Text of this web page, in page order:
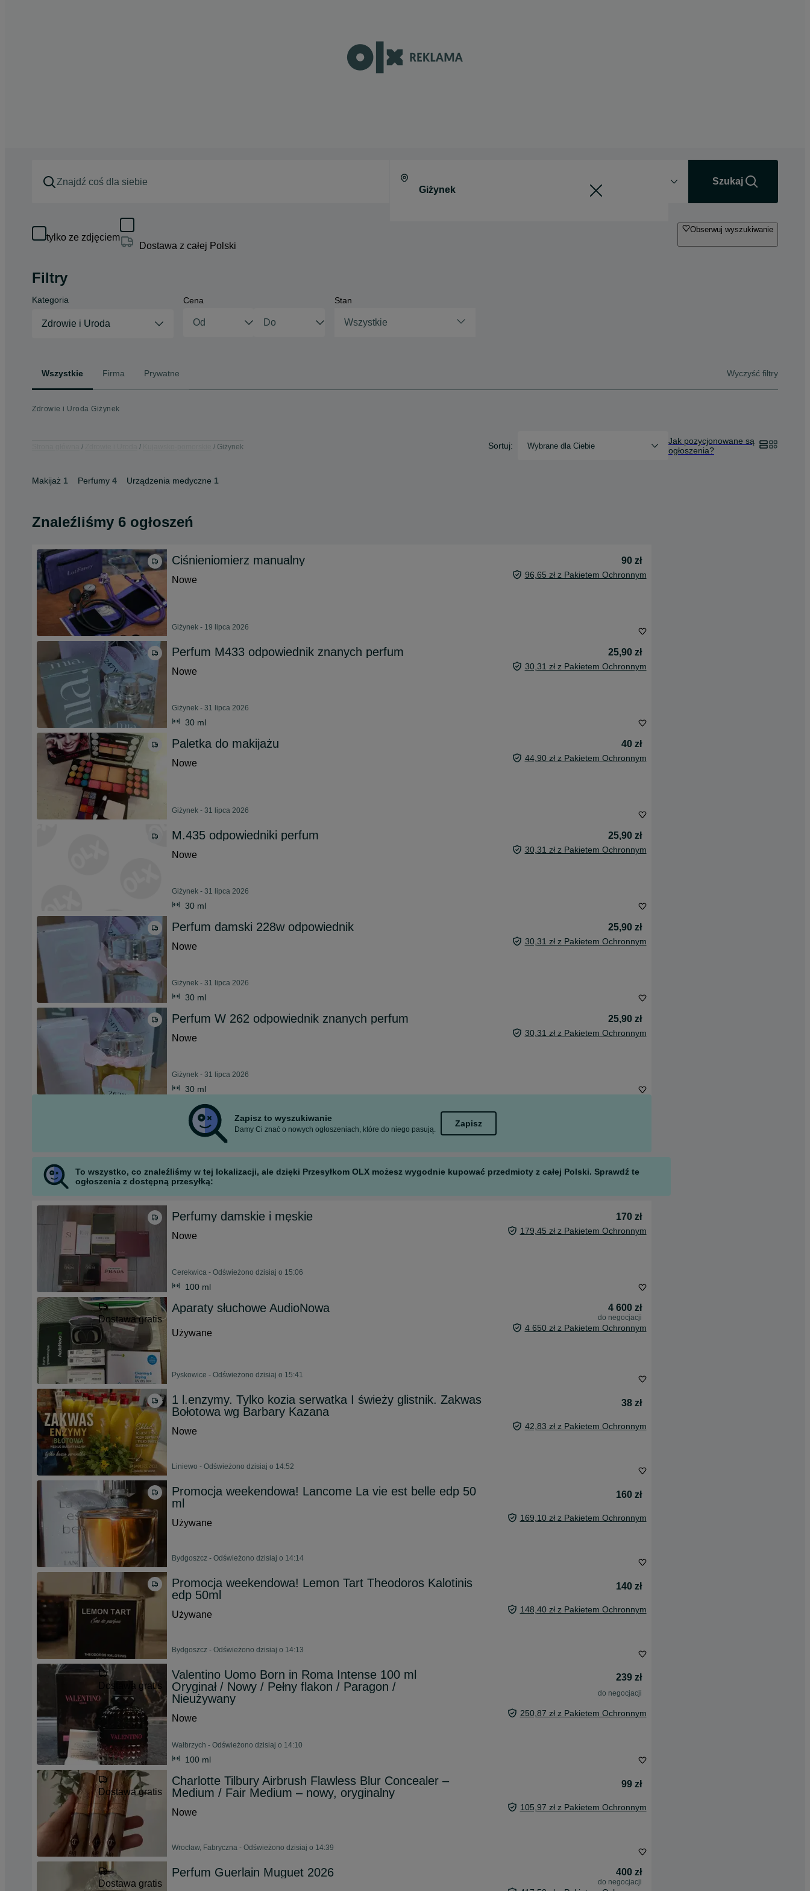
Szukaj
tylko ze zdjęciem
Dostawa z całej Polski
Obserwuj wyszukiwanie
Filtry
Kategoria
Zdrowie i Uroda
Cena Stan
Wszystkie
Wszystkie Firma Prywatne Wyczyść filtry
Zdrowie i Uroda Giżynek
Giżynek Sortuj: Wybrane dla Ciebie
Jak pozycjonowane są
ogłoszenia?
Makijaż 1 Perfumy 4 Urządzenia medyczne 1
Znaleźliśmy 6 ogłoszeń
Ciśnieniomierz manualny
90 zł
Nowe
96,65 zł z Pakietem Ochronnym
Giżynek - 19 lipca 2026
Perfum M433 odpowiednik znanych perfum
25,90 zł
Nowe
30,31 zł z Pakietem Ochronnym
Giżynek - 31 lipca 2026
30 ml
Paletka do makijażu
40 zł
Nowe
44,90 zł z Pakietem Ochronnym
Giżynek - 31 lipca 2026
M.435 odpowiedniki perfum
25,90 zł
Nowe
30,31 zł z Pakietem Ochronnym
Giżynek - 31 lipca 2026
30 ml
Perfum damski 228w odpowiednik
25,90 zł
Nowe
30,31 zł z Pakietem Ochronnym
Giżynek - 31 lipca 2026
30 ml
Perfum W 262 odpowiednik znanych perfum
25,90 zł
Nowe
30,31 zł z Pakietem Ochronnym
Giżynek - 31 lipca 2026
30 ml
Zapisz to wyszukiwanie
Damy Ci znać o nowych ogłoszeniach, które do niego pasują.
Zapisz
To wszystko, co znaleźliśmy w tej lokalizacji, ale dzięki Przesyłkom OLX możesz wygodnie kupować przedmioty z całej Polski. Sprawdź te
ogłoszenia z dostępną przesyłką:
Perfumy damskie i męskie
170 zł
Nowe
179,45 zł z Pakietem Ochronnym
Cerekwica - Odświeżono dzisiaj o 15:06
100 ml
Dostawa gratis
Aparaty słuchowe AudioNowa 4 600 zł
do negocjacji
Używane 4 650 zł z Pakietem Ochronnym
Pyskowice - Odświeżono dzisiaj o 15:41
1 l.enzymy. Tylko kozia serwatka I świeży glistnik. Zakwas
Bołotowa wg Barbary Kazana
38 zł
Nowe 42,83 zł z Pakietem Ochronnym
Liniewo - Odświeżono dzisiaj o 14:52
Promocja weekendowa! Lancome La vie est belle edp 50
ml
160 zł
Używane 169,10 zł z Pakietem Ochronnym
Bydgoszcz - Odświeżono dzisiaj o 14:14
Promocja weekendowa! Lemon Tart Theodoros Kalotinis
edp 50ml
140 zł
Używane 148,40 zł z Pakietem Ochronnym
Bydgoszcz - Odświeżono dzisiaj o 14:13
Dostawa gratis
Valentino Uomo Born in Roma Intense 100 ml
Oryginał / Nowy / Pełny flakon / Paragon /
Nieużywany
239 zł
do negocjacji
Nowe 250,87 zł z Pakietem Ochronnym
Wałbrzych - Odświeżono dzisiaj o 14:10
100 ml
Dostawa gratis
Charlotte Tilbury Airbrush Flawless Blur Concealer –
Medium / Fair Medium – nowy, oryginalny
99 zł
Nowe 105,97 zł z Pakietem Ochronnym
Wrocław, Fabryczna - Odświeżono dzisiaj o 14:39
Dostawa gratis
Perfum Guerlain Muguet 2026 400 zł
do negocjacji